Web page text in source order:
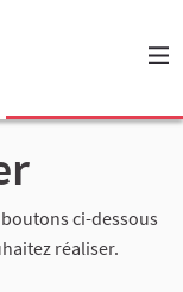
ci-dessous
réaliser.